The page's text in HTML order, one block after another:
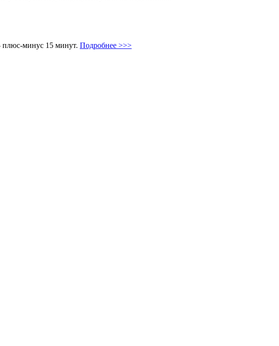
плюс-минус 15 минут. Подробнее >>>